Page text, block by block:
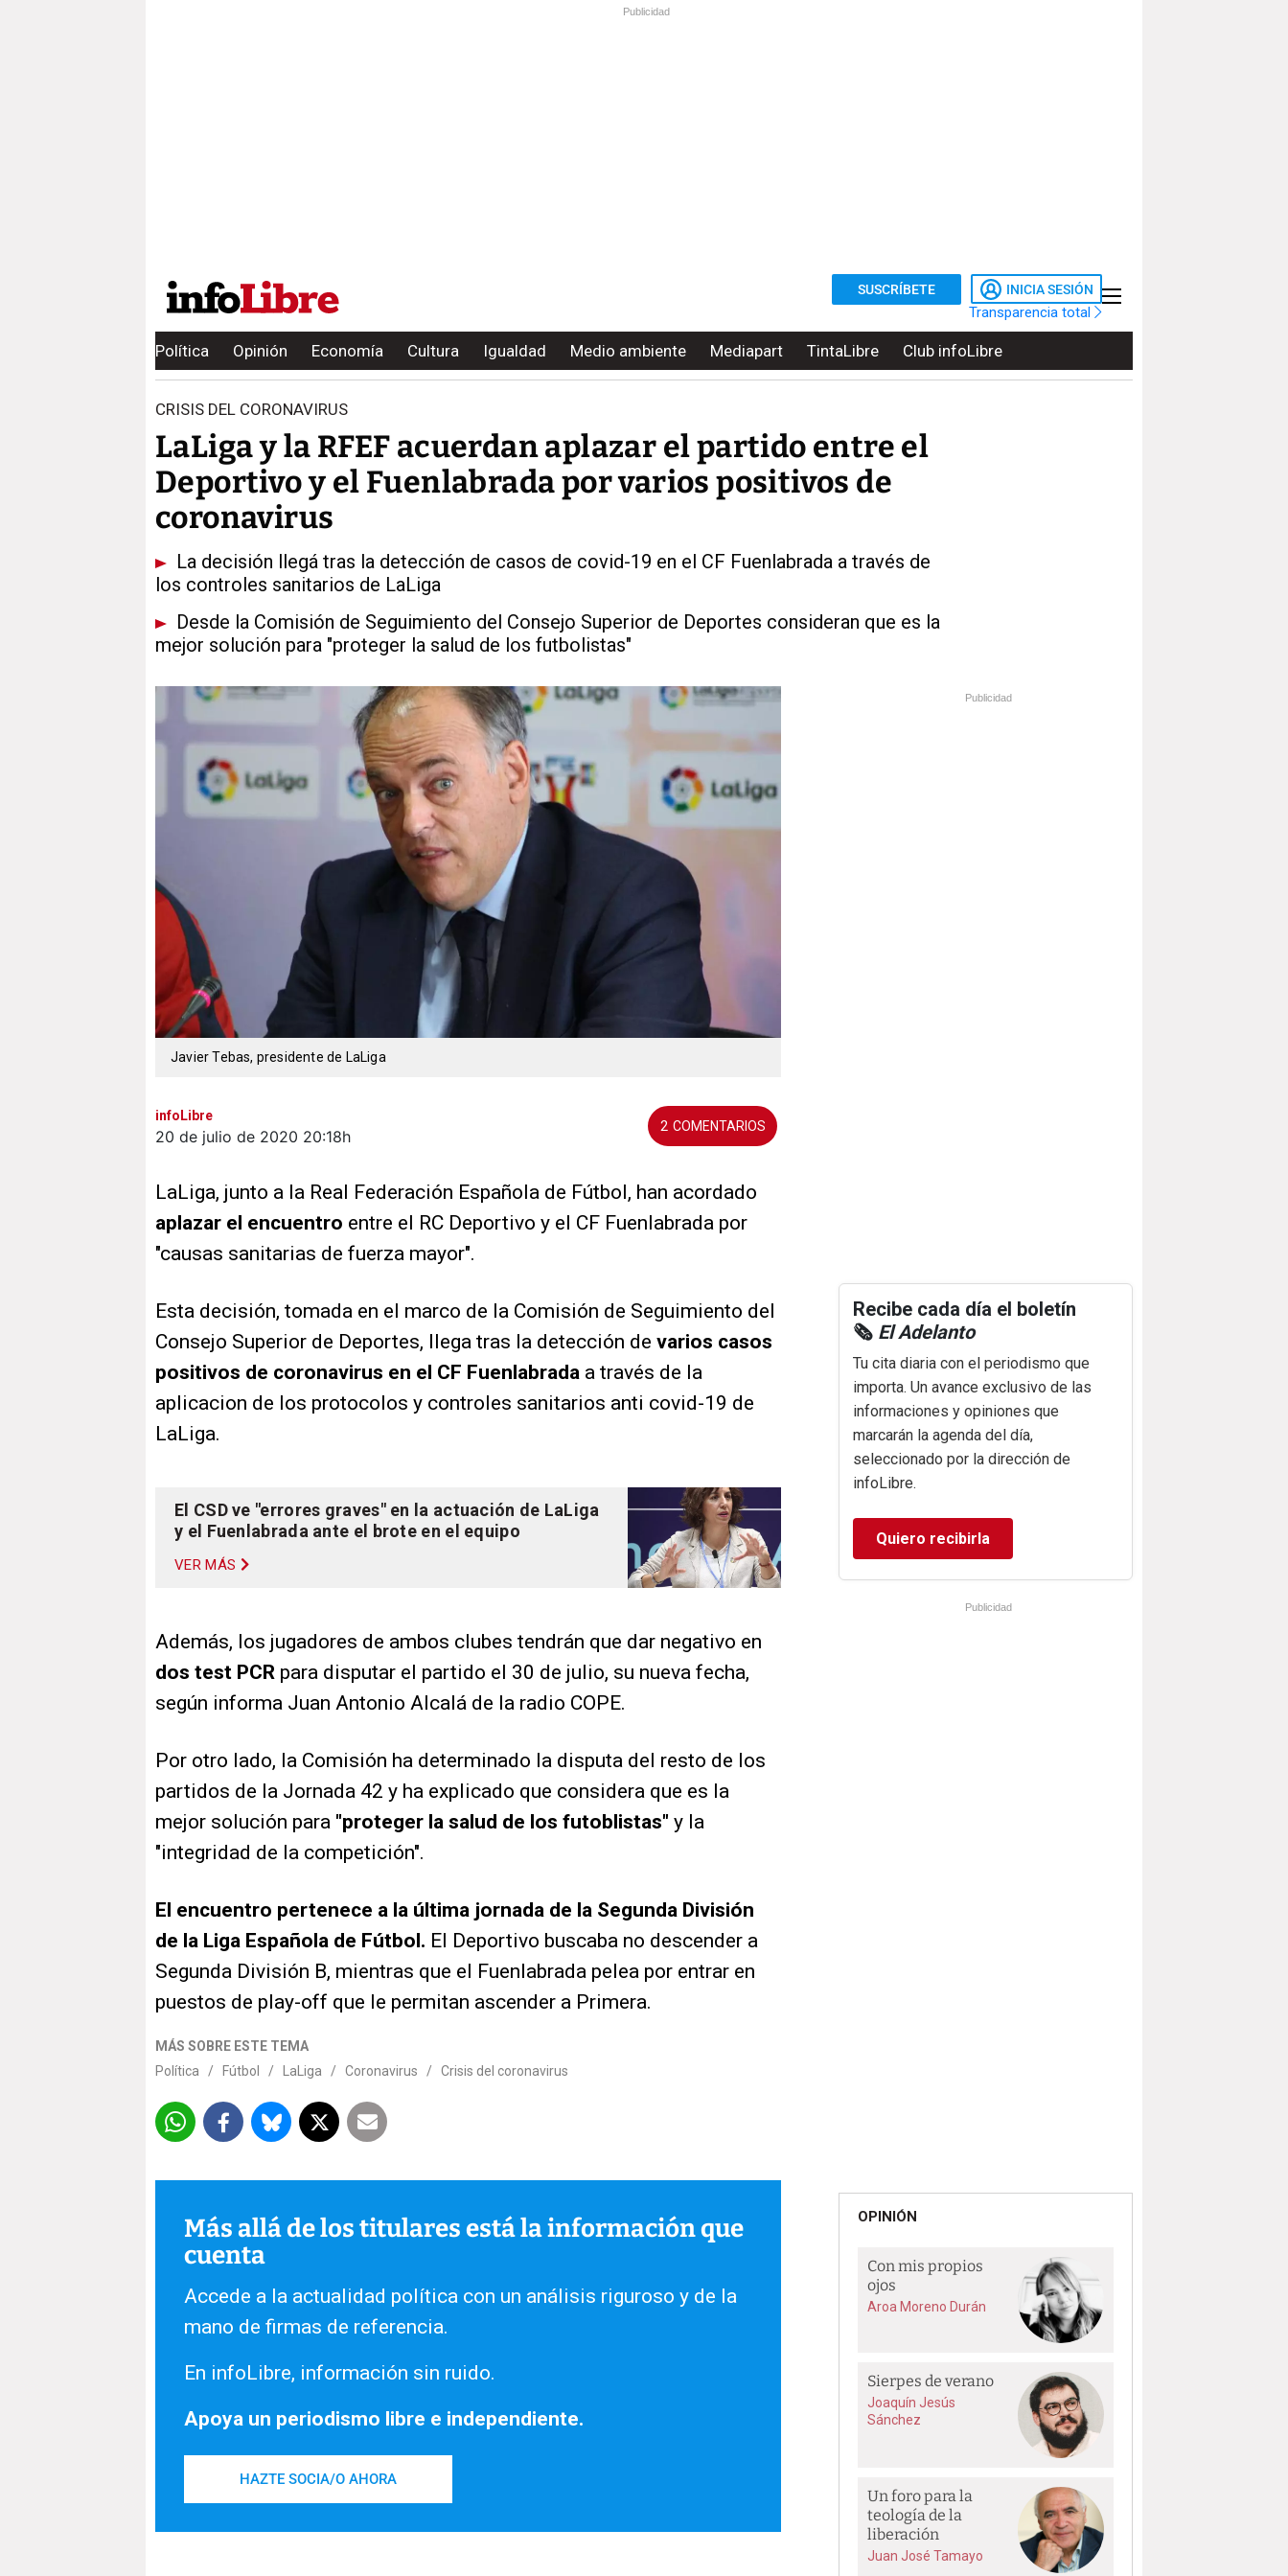
Publicidad
SUSCRÍBETE INICIA SESIÓN
Transparencia total
Política Opinión Economía Cultura Igualdad Medio ambiente Mediapart TintaLibre Club infoLibre
CRISIS DEL CORONAVIRUS
LaLiga y la RFEF acuerdan aplazar el partido entre el
Deportivo y el Fuenlabrada por varios positivos de
coronavirus
La decisión llegá tras la detección de casos de covid-19 en el CF Fuenlabrada a través de
los controles sanitarios de LaLiga
Desde la Comisión de Seguimiento del Consejo Superior de Deportes consideran que es la
mejor solución para "proteger la salud de los futbolistas"
Javier Tebas, presidente de LaLiga
infoLibre
20 de julio de 2020 20:18h
2
LaLiga, junto a la Real Federación Española de Fútbol, han acordado
aplazar el encuentro entre el RC Deportivo y el CF Fuenlabrada por
"causas sanitarias de fuerza mayor".
Esta decisión, tomada en el marco de la Comisión de Seguimiento del
Consejo Superior de Deportes, llega tras la detección de varios casos
positivos de coronavirus en el CF Fuenlabrada a través de la
aplicacion de los protocolos y controles sanitarios anti covid-19 de
LaLiga.
El CSD ve "errores graves" en la actuación de LaLiga
y el Fuenlabrada ante el brote en el equipo
VER MÁS
Además, los jugadores de ambos clubes tendrán que dar negativo en
dos test PCR para disputar el partido el 30 de julio, su nueva fecha,
según informa Juan Antonio Alcalá de la radio COPE.
Por otro lado, la Comisión ha determinado la disputa del resto de los
partidos de la Jornada 42 y ha explicado que considera que es la
mejor solución para "proteger la salud de los futoblistas" y la
"integridad de la competición".
El encuentro pertenece a la última jornada de la Segunda División
de la Liga Española de Fútbol. El Deportivo buscaba no descender a
Segunda División B, mientras que el Fuenlabrada pelea por entrar en
puestos de play-off que le permitan ascender a Primera.
MÁS SOBRE ESTE TEMA
Política
/ Fútbol / LaLiga / Coronavirus / Crisis del coronavirus
Más allá de los titulares está la información que
cuenta
Accede a la actualidad política con un análisis riguroso y de la
mano de firmas de referencia.
En infoLibre, información sin ruido.
Apoya un periodismo libre e independiente.
HAZTE SOCIA/O AHORA
Publicidad
Recibe cada día el boletín
🗞️ El Adelanto
Tu cita diaria con el periodismo que
importa. Un avance exclusivo de las
informaciones y opiniones que
marcarán la agenda del día,
seleccionado por la dirección de
infoLibre.
Quiero recibirla
Publicidad
OPINIÓN
Con mis propios
ojos
Aroa Moreno Durán
Sierpes de verano
Joaquín Jesús
Sánchez
Un foro para la
teología de la
liberación
Juan José Tamayo